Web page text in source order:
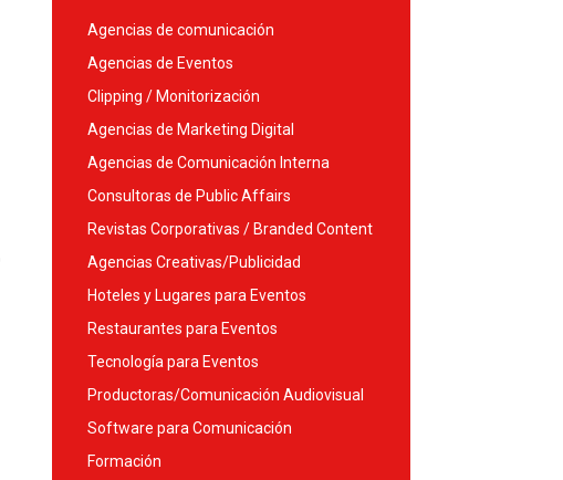
Agencias de comunicación
Agencias de Eventos
Clipping / Monitorización
Agencias de Marketing Digital
Agencias de Comunicación Interna
Consultoras de Public Affairs
Revistas Corporativas / Branded Content
Agencias Creativas/Publicidad
Hoteles y Lugares para Eventos
Restaurantes para Eventos
Tecnología para Eventos
Productoras/Comunicación Audiovisual
Software para Comunicación
Formación